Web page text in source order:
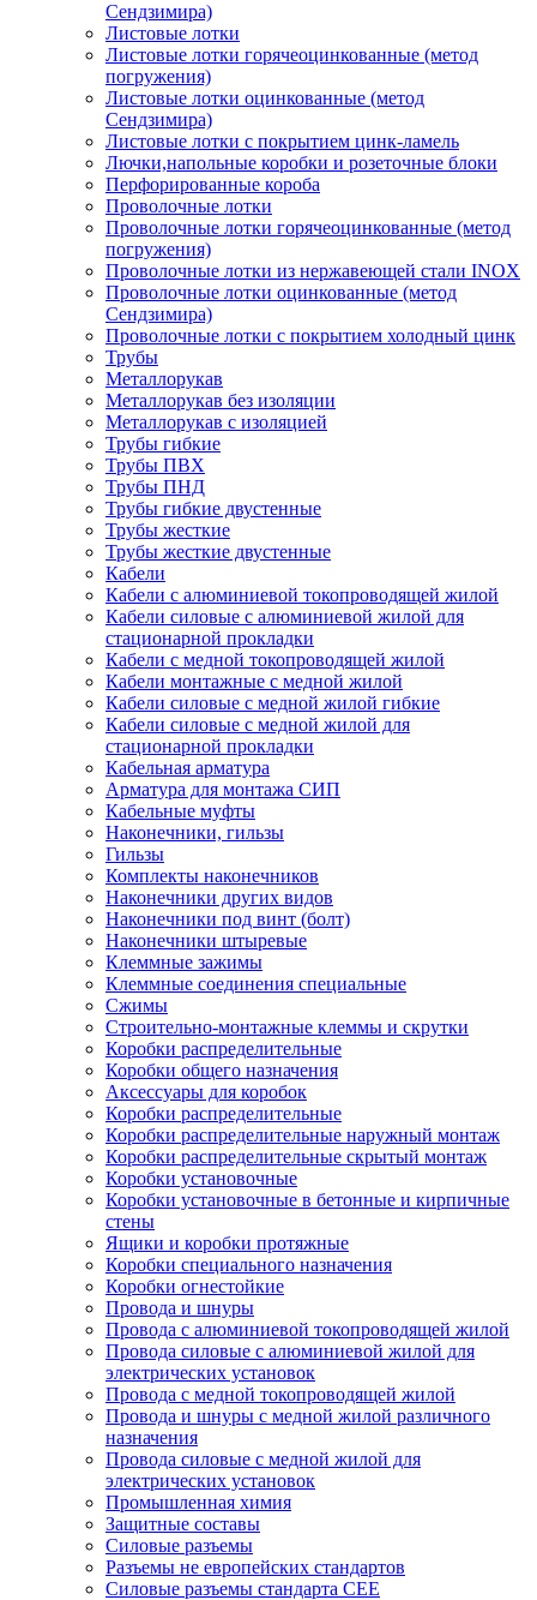
Сендзимира)
Листовые лотки
Листовые лотки горячеоцинкованные (метод
погружения)
Листовые лотки оцинкованные (метод
Сендзимира)
Листовые лотки с покрытием цинк-ламель
Лючки,напольные коробки и розеточные блоки
Перфорированные короба
Проволочные лотки
Проволочные лотки горячеоцинкованные (метод
погружения)
Проволочные лотки из нержавеющей стали INOX
Проволочные лотки оцинкованные (метод
Сендзимира)
Проволочные лотки с покрытием холодный цинк
Трубы
Металлорукав
Металлорукав без изоляции
Металлорукав с изоляцией
Трубы гибкие
Трубы ПВХ
Трубы ПНД
Трубы гибкие двустенные
Трубы жесткие
Трубы жесткие двустенные
Кабели
Кабели с алюминиевой токопроводящей жилой
Кабели силовые с алюминиевой жилой для
стационарной прокладки
Кабели с медной токопроводящей жилой
Кабели монтажные с медной жилой
Кабели силовые с медной жилой гибкие
Кабели силовые с медной жилой для
стационарной прокладки
Кабельная арматура
Арматура для монтажа СИП
Кабельные муфты
Наконечники, гильзы
Гильзы
Комплекты наконечников
Наконечники других видов
Наконечники под винт (болт)
Наконечники штыревые
Клеммные зажимы
Клеммные соединения специальные
Сжимы
Строительно-монтажные клеммы и скрутки
Коробки распределительные
Коробки общего назначения
Аксессуары для коробок
Коробки распределительные
Коробки распределительные наружный монтаж
Коробки распределительные скрытый монтаж
Коробки установочные
Коробки установочные в бетонные и кирпичные
стены
Ящики и коробки протяжные
Коробки специального назначения
Коробки огнестойкие
Провода и шнуры
Провода с алюминиевой токопроводящей жилой
Провода силовые с алюминиевой жилой для
электрических установок
Провода с медной токопроводящей жилой
Провода и шнуры с медной жилой различного
назначения
Провода силовые с медной жилой для
электрических установок
Промышленная химия
Защитные составы
Силовые разъемы
Разъемы не европейских стандартов
Силовые разъемы стандарта CEE